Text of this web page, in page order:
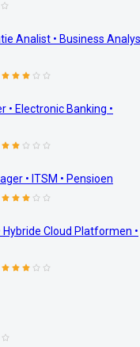
Analist • Business
Electronic Banking •
• ITSM • Pensioen
Cloud Platformen •